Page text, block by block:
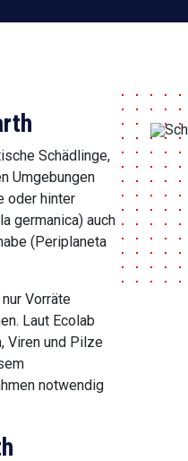
Schädlinge,
Umgebungen
oder hinter
germanica) auch
(Periplaneta
Vorräte
Laut Ecolab
Viren und Pilze
notwendig